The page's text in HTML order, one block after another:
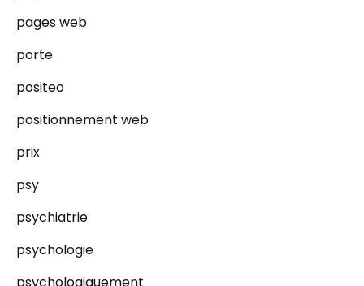
pages web
porte
positeo
positionnement web
prix
psy
psychiatrie
psychologie